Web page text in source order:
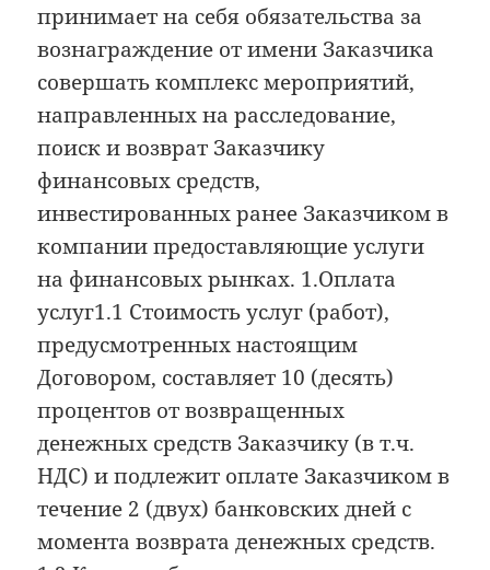
принимает на себя обязательства за
вознаграждение от имени Заказчика
совершать комплекс мероприятий,
направленных на расследование,
поиск и возврат Заказчику
финансовых средств,
инвестированных ранее Заказчиком в
компании предоставляющие услуги
на финансовых рынках. 1.Оплата
услуг1.1 Стоимость услуг (работ),
предусмотренных настоящим
Договором, составляет 10 (десять)
процентов от возвращенных
денежных средств Заказчику (в т.ч.
НДС) и подлежит оплате Заказчиком в
течение 2 (двух) банковских дней с
момента возврата денежных средств.